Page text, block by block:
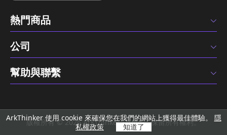
熱門商品
公司
幫助與聯繫
版權所有 © 2026 ArkThinker Studio。保留所有權利。
ArkThinker 使用 cookie 來確保您在我們的網站上獲得最佳體驗。 隱
私權政策
知道了